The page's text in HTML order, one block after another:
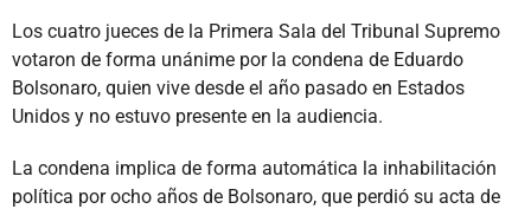
Los cuatro jueces de la Primera Sala del Tribunal Supremo
votaron de forma unánime por la condena de Eduardo
Bolsonaro, quien vive desde el año pasado en Estados
Unidos y no estuvo presente en la audiencia.
La condena implica de forma automática la inhabilitación
política por ocho años de Bolsonaro, que perdió su acta de